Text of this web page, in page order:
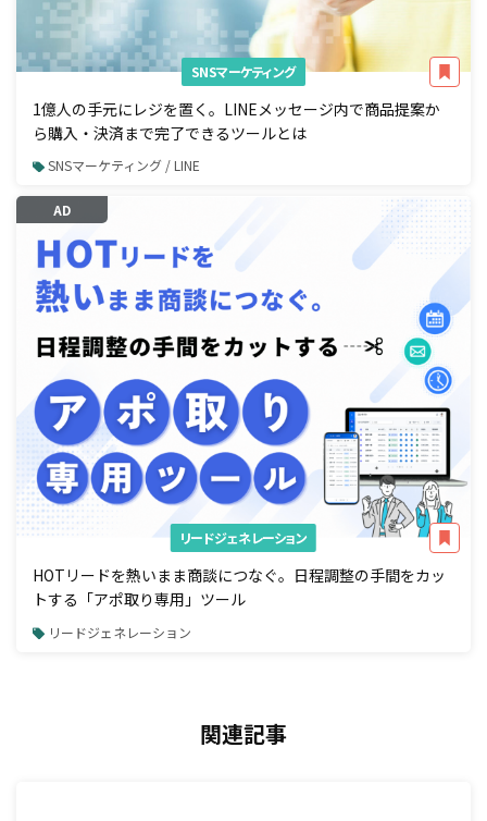
SNSマーケティング
1億人の手元にレジを置く。LINEメッセージ内で商品提案か
ら購入・決済まで完了できるツールとは
SNSマーケティング / LINE
AD
リードジェネレーション
HOTリードを熱いまま商談につなぐ。日程調整の手間をカッ
トする「アポ取り専用」ツール
リードジェネレーション
関連記事